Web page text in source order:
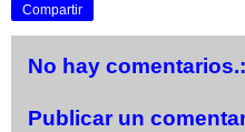
Compartir
No hay comentarios.:
Publicar un